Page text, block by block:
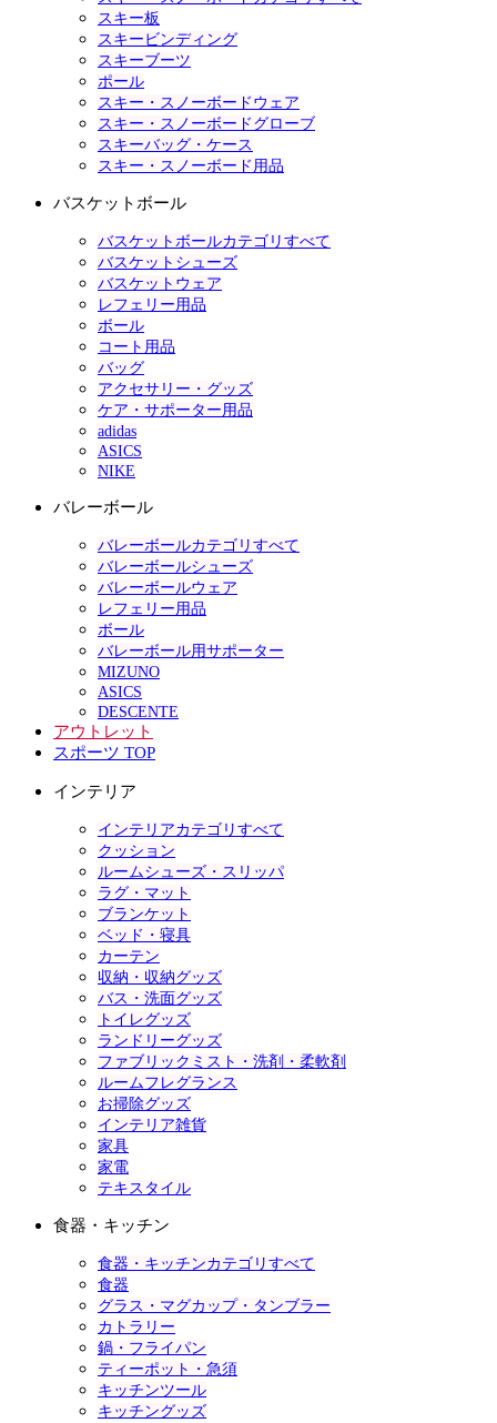
スキー板
スキービンディング
スキーブーツ
ポール
スキー・スノーボードウェア
スキー・スノーボードグローブ
スキーバッグ・ケース
スキー・スノーボード用品
バスケットボール
バスケットボールカテゴリすべて
バスケットシューズ
バスケットウェア
レフェリー用品
ボール
コート用品
バッグ
アクセサリー・グッズ
ケア・サポーター用品
adidas
ASICS
NIKE
バレーボール
バレーボールカテゴリすべて
バレーボールシューズ
バレーボールウェア
レフェリー用品
ボール
バレーボール用サポーター
MIZUNO
ASICS
DESCENTE
アウトレット
スポーツ TOP
インテリア
インテリアカテゴリすべて
クッション
ルームシューズ・スリッパ
ラグ・マット
ブランケット
ベッド・寝具
カーテン
収納・収納グッズ
バス・洗面グッズ
トイレグッズ
ランドリーグッズ
ファブリックミスト・洗剤・柔軟剤
ルームフレグランス
お掃除グッズ
インテリア雑貨
家具
家電
テキスタイル
食器・キッチン
食器・キッチンカテゴリすべて
食器
グラス・マグカップ・タンブラー
カトラリー
鍋・フライパン
ティーポット・急須
キッチンツール
キッチングッズ